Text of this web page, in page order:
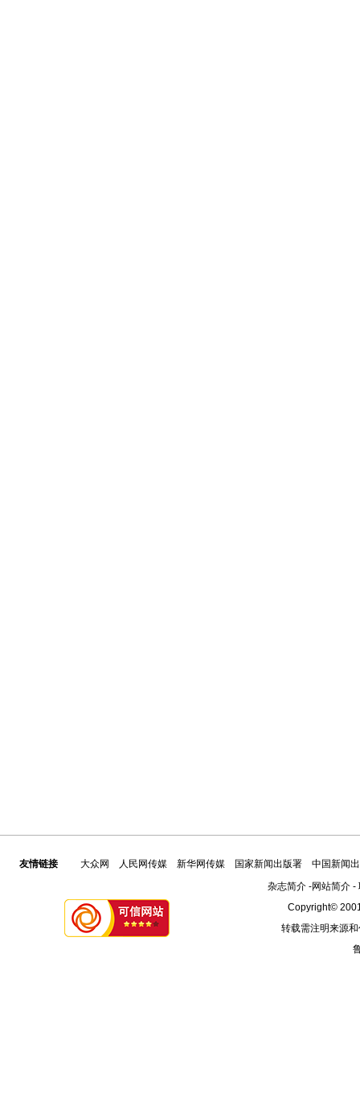
友情链接 大众网 人民网传媒 新华网传媒 国家新闻出版署
中国新闻
杂志简介-网站简介-
Copyright©
转载需注明来源